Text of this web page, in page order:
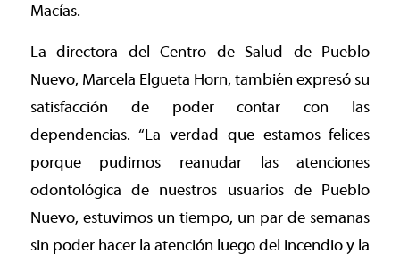
Macías.
La directora del Centro de Salud de Pueblo
Nuevo, Marcela Elgueta Horn, también expresó su
satisfacción de poder contar con las
dependencias. “La verdad que estamos felices
porque pudimos reanudar las atenciones
odontológica de nuestros usuarios de Pueblo
Nuevo, estuvimos un tiempo, un par de semanas
sin poder hacer la atención luego del incendio y la